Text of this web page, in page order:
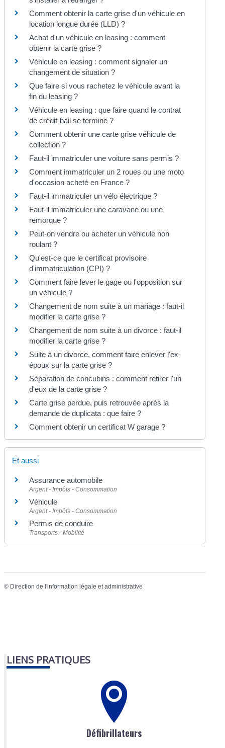
Comment obtenir la carte grise d'un véhicule en
location longue durée (LLD) ?
Achat d'un véhicule en leasing : comment
obtenir la carte grise ?
Véhicule en leasing : comment signaler un
changement de situation ?
Que faire si vous rachetez le véhicule avant la
fin du leasing ?
Véhicule en leasing : que faire quand le contrat
de crédit-bail se termine ?
Comment obtenir une carte grise véhicule de
collection ?
Faut-il immatriculer une voiture sans permis ?
Comment immatriculer un 2 roues ou une moto
d'occasion acheté en France ?
Faut-il immatriculer un vélo électrique ?
Faut-il immatriculer une caravane ou une
remorque ?
Peut-on vendre ou acheter un véhicule non
roulant ?
Qu'est-ce que le certificat provisoire
d'immatriculation (CPI) ?
Comment faire lever le gage ou l'opposition sur
un véhicule ?
Changement de nom suite à un mariage : faut-il
modifier la carte grise ?
Changement de nom suite à un divorce : faut-il
modifier la carte grise ?
Suite à un divorce, comment faire enlever l'ex-
époux sur la carte grise ?
Séparation de concubins : comment retirer l'un
d'eux de la carte grise ?
Carte grise perdue, puis retrouvée après la
demande de duplicata : que faire ?
Comment obtenir un certificat W garage ?
Et aussi
Assurance automobile
Argent - Impôts - Consommation
Véhicule
Argent - Impôts - Consommation
Permis de conduire
Transports - Mobilité
© Direction de l'information légale et administrative
LIENS PRATIQUES
Défibrillateurs